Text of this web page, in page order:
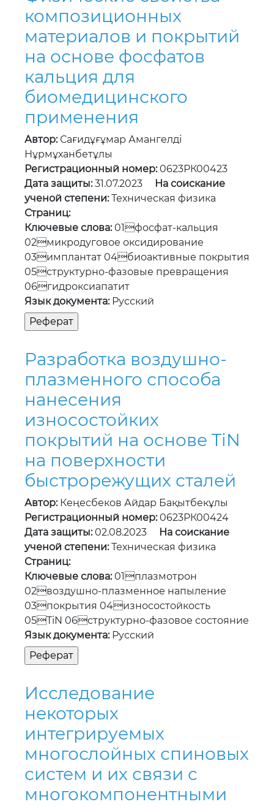
кальция для
биомедицинского
применения
Сағидұғұмар Амангелді
Нұрмұханбетұлы
Регистрационный номер:0623РК00423
Дата защиты:31.07.2023
ученой степени: Техническая физика
Страниц:
Ключевые слова:
02микродуговое оксидирование
03имплантат 04биоактивные покрытия
05структурно-фазовые превращения
06гидроксиапатит
Язык документа:Русский
Разработка воздушно-
плазменного способа
нанесения
износостойких
покрытий на основе TiN
на поверхности
быстрорежущих сталей
Кеңесбеков Айдар Бақытбекұлы
Регистрационный номер:0623РК00424
Дата защиты:02.08.2023На соискание
ученой степени:Техническая физика
Страниц:
Ключевые слова:01плазмотрон
02воздушно-плазменное напыление
03покрытия 04износостойкость
05TiN 06структурно-фазовое состояние
Язык документа:
Исследование
некоторых
интегрируемых
многослойных спиновых
систем и их связи с
многокомпонентными
нелинейными
уравнениями
Шредингера